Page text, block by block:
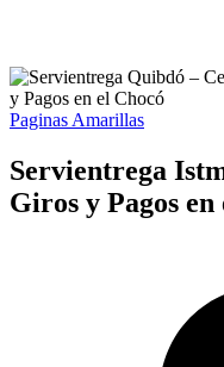
Paginas Amarillas
Servientrega
Giros y Pagos en